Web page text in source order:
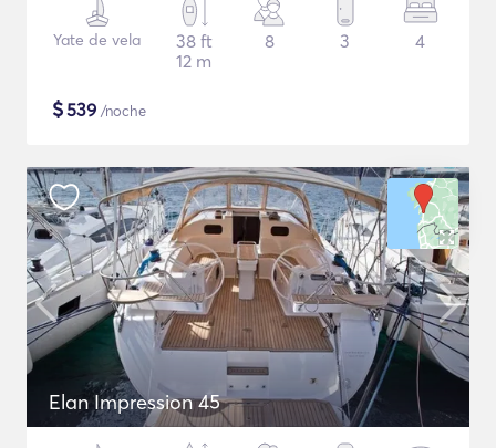
Yate de vela
38 ft
12 m
8 3 4
$539 /noche
Elan Impression 45